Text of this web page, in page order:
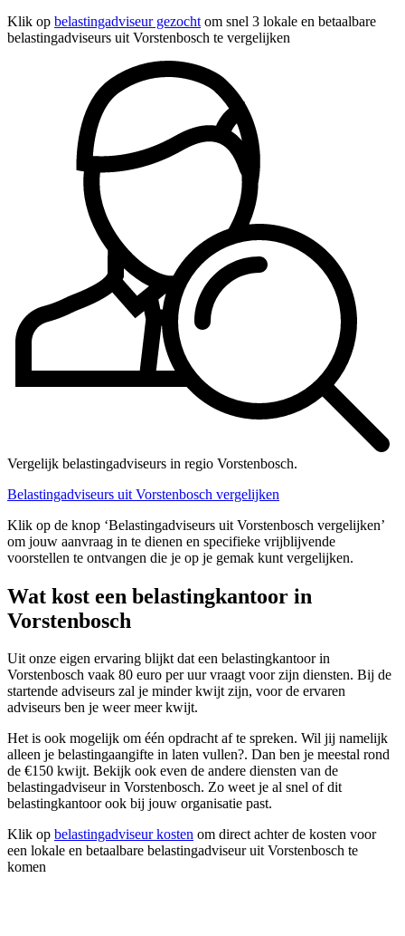
Klik op belastingadviseur gezocht om snel 3 lokale en betaalbare
belastingadviseurs uit Vorstenbosch te vergelijken
Vergelijk belastingadviseurs in regio Vorstenbosch.
Belastingadviseurs uit Vorstenbosch vergelijken
Klik op de knop ‘Belastingadviseurs uit Vorstenbosch vergelijken’
om jouw aanvraag in te dienen en specifieke vrijblijvende
voorstellen te ontvangen die je op je gemak kunt vergelijken.
Wat kost een belastingkantoor in
Vorstenbosch
Uit onze eigen ervaring blijkt dat een belastingkantoor in
Vorstenbosch vaak 80 euro per uur vraagt voor zijn diensten. Bij de
startende adviseurs zal je minder kwijt zijn, voor de ervaren
adviseurs ben je weer meer kwijt.
Het is ook mogelijk om één opdracht af te spreken. Wil jij namelijk
alleen je belastingaangifte in laten vullen?. Dan ben je meestal rond
de €150 kwijt. Bekijk ook even de andere diensten van de
belastingadviseur in Vorstenbosch. Zo weet je al snel of dit
belastingkantoor ook bij jouw organisatie past.
Klik op belastingadviseur kosten om direct achter de kosten voor
een lokale en betaalbare belastingadviseur uit Vorstenbosch te
komen